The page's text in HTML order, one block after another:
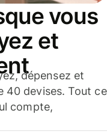
vous
et
dépensez et
40 devises. Tout ce
compte,